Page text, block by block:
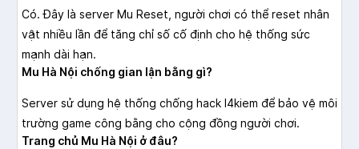
Có. Đây là server Mu Reset, người chơi có thể reset nhân
vật nhiều lần để tăng chỉ số cố định cho hệ thống sức
mạnh dài hạn.
Mu Hà Nội chống gian lận bằng gì?
Server sử dụng hệ thống chống hack I4kiem để bảo vệ môi
trường game công bằng cho cộng đồng người chơi.
Trang chủ Mu Hà Nội ở đâu?